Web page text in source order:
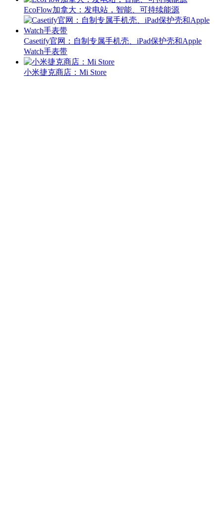
EcoFlow加拿大：发电站，智能、可持续能源
Casetify官网：自制专属手机壳、iPad保护壳和Apple
Watch手表带
小米捷克商店：Mi Store